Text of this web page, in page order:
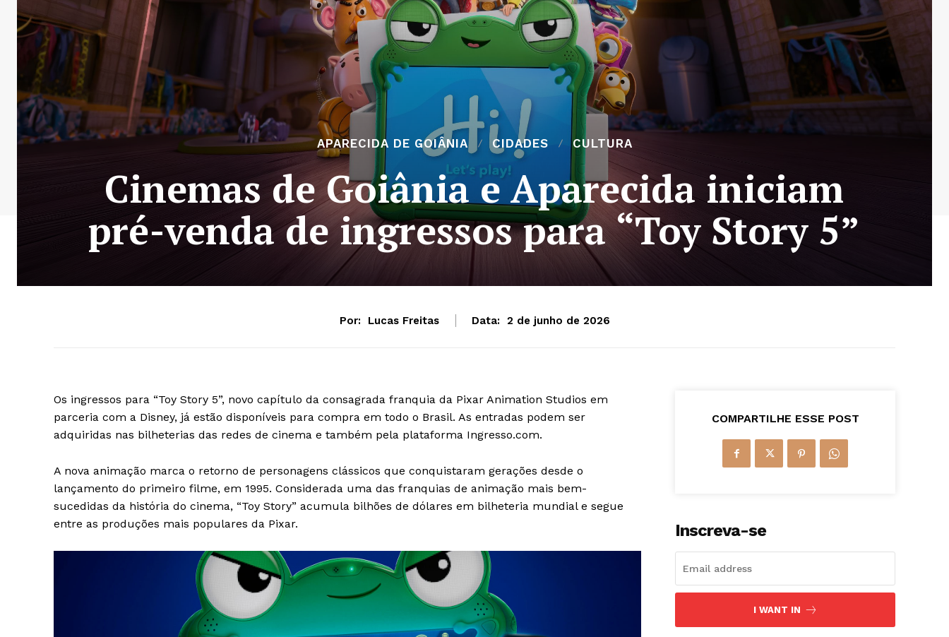
APARECIDA DE GOIÂNIA CIDADES CULTURA
Cinemas de Goiânia e Aparecida iniciam
pré-venda de ingressos para “Toy Story 5”
Por: Lucas Freitas Data: 2 de junho de 2026
Os ingressos para “Toy Story 5”, novo capítulo da consagrada franquia da Pixar Animation Studios em
parceria com a Disney, já estão disponíveis para compra em todo o Brasil. As entradas podem ser
adquiridas nas bilheterias das redes de cinema e também pela plataforma Ingresso.com.
A nova animação marca o retorno de personagens clássicos que conquistaram gerações desde o
lançamento do primeiro filme, em 1995. Considerada uma das franquias de animação mais bem-
sucedidas da história do cinema, “Toy Story” acumula bilhões de dólares em bilheteria mundial e segue
entre as produções mais populares da Pixar.
COMPARTILHE ESSE POST
Inscreva-se
I WANT IN